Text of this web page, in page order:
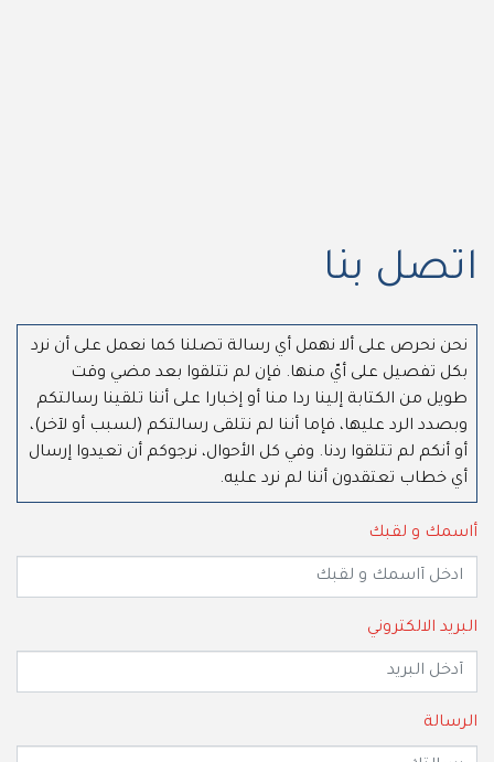
اتصل بنا
نحن نحرص على ألا نهمل أي رسالة تصلنا كما نعمل على أن نرد
بكل تفصيل على أيّ منها. فإن لم تتلقوا بعد مضي وقت
طويل من الكتابة إلينا ردا منا أو إخبارا على أننا تلقينا رسالتكم
وبصدد الرد عليها، فإما أننا لم نتلقى رسالتكم (لسبب أو لآخر)،
أو أنكم لم تتلقوا ردنا. وفي كل الأحوال، نرجوكم أن تعيدوا إرسال
أي خطاب تعتقدون أننا لم نرد عليه.
أاسمك و لقبك
البريد الالكتروني
الرسالة